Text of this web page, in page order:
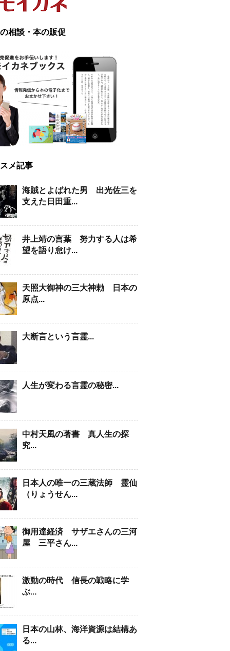
相談・本の販促
メ記事
海賊とよばれた男 出光佐三を
支えた日田重...
井上靖の言葉 努力する人は希
望を語り怠け...
天照大御神の三大神勅 日本の
原点...
大断言という言霊...
人生が変わる言霊の秘密...
中村天風の著書 真人生の探
究...
日本人の唯一の三蔵法師 霊仙
（りょうせん...
御用達経済 サザエさんの三河
屋 三平さん...
激動の時代 信長の戦略に学
ぶ...
日本の山林、海洋資源は結構あ
る...